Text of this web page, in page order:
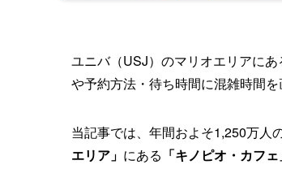
ユニバ（USJ）のマリオエリアに
や予約方法・待ち時間に混雑時間を
当記事では、年間およそ1,250万人
エリア」 にある 「キノピオ・カフェ